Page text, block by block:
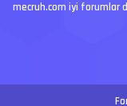
mecruh.com iyi forumlar